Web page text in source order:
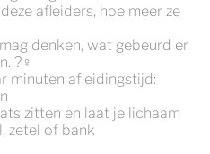
afleiders, hoe meer ze
denken, wat gebeurd er
?‍♀️
minuten afleidingstijd:
zitten en laat je lichaam
zetel of bank